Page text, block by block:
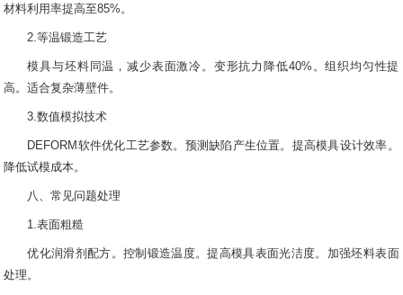
材料利用率提高至85%。
2.等温锻造工艺
模具与坯料同温，减少表面激冷。变形抗力降低40%。组织均匀性提
高。适合复杂薄壁件。
3.数值模拟技术
DEFORM软件优化工艺参数。预测缺陷产生位置。提高模具设计效率。
降低试模成本。
八、常见问题处理
1.表面粗糙
优化润滑剂配方。控制锻造温度。提高模具表面光洁度。加强坯料表面
处理。